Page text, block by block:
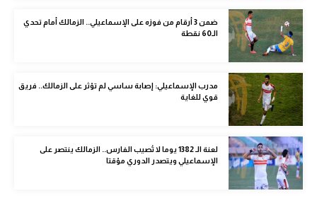
ركن الألعاب
Gamers
ميركاتو
تحقيق في الجول
تقرير في الجول
ضمن 3 أرقام من فوزه على الإسماعيلي.. الزمالك أمام تحدي
الـ60 نقطة
مدرب الإسماعيلي: إصابة ساسي لم تؤثر على الزمالك.. فريق
قوي للغاية
لعنة الـ 1382 يوما لا تُصيب الفارس.. الزمالك ينتصر على
الإسماعيلي ويتصدر الدوري مؤقتا